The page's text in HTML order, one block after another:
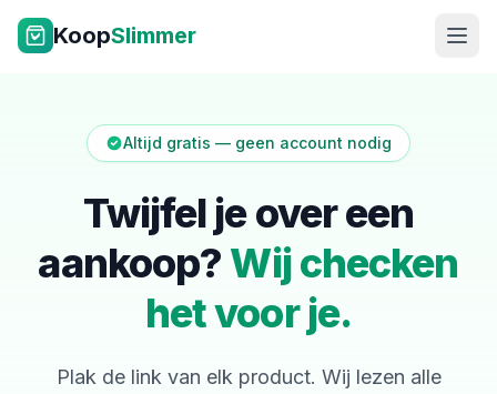
Ga naar inhoud
KoopSlimmer
NL|EN
Altijd gratis — geen account nodig
Twijfel je over een
aankoop? Wij checken
het voor je.
Plak de link van elk product. Wij lezen alle